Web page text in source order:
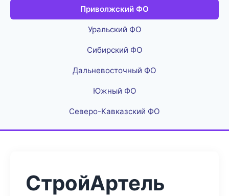
Приволжский ФО
Уральский ФО
Сибирский ФО
Дальневосточный ФО
Южный ФО
Северо-Кавказский ФО
СтройАртель